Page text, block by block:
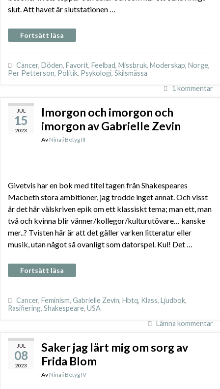
slut. Att havet är slutstationen …
Fortsätt läsa
Cancer, Döden, Favorit, Feelbad, Missbruk, Moderskap, Norge,
Per Petterson, Politik, Psykologi, Skilsmässa
1 kommentar
JUL
15
2023
Imorgon och imorgon och
imorgon av Gabrielle Zevin
Av Nina i Betyg III
Givetvis har en bok med titel tagen från Shakespeares
Macbeth stora ambitioner, jag trodde inget annat. Och visst
är det här välskriven epik om ett klassiskt tema; man ett, man
två och kvinna blir vänner/kollegor/kulturutövare… kanske
mer..? Tvisten här är att det gäller varken litteratur eller
musik, utan något så ovanligt som datorspel. Kul! Det …
Fortsätt läsa
Cancer, Feminism, Gabrielle Zevin, Hbtq, Klass, Ljudbok,
Rasifiering, Shakespeare, USA
Lämna kommentar
JUL
08
2023
Saker jag lärt mig om sorg av
Frida Blom
Av Nina i Betyg IV